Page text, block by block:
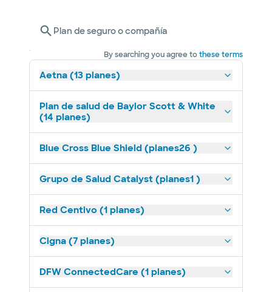
Plan de seguro o compañía
By searching you agree tothese terms
Aetna (13 planes)
Plan de salud de Baylor Scott & White
(14 planes)
Blue Cross Blue Shield (planes26 )
Grupo de Salud Catalyst (planes1 )
Red Centivo (1 planes)
Cigna (7 planes)
DFW ConnectedCare (1 planes)